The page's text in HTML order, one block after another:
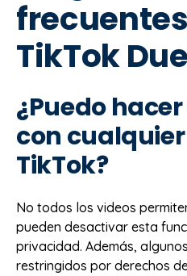
TikTok
¿Puedo
con
TikTok?
No todos los videos
pueden desactivar esta
privacidad. Además,
restringidos por derechos